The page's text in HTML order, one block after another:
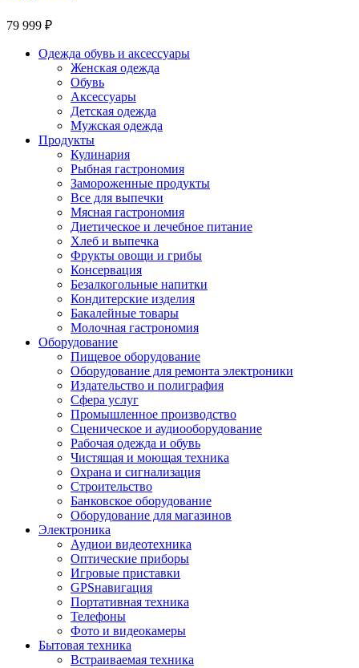
79 999 ₽
Одежда обувь и аксессуары
Женская одежда
Обувь
Аксессуары
Детская одежда
Мужская одежда
Продукты
Кулинария
Рыбная гастрономия
Замороженные продукты
Все для выпечки
Мясная гастрономия
Диетическое и лечебное питание
Хлеб и выпечка
Фрукты овощи и грибы
Консервация
Безалкогольные напитки
Кондитерские изделия
Бакалейные товары
Молочная гастрономия
Оборудование
Пищевое оборудование
Оборудование для ремонта электроники
Издательство и полиграфия
Сфера услуг
Промышленное производство
Сценическое и аудиооборудование
Рабочая одежда и обувь
Чистящая и моющая техника
Охрана и сигнализация
Строительство
Банковское оборудование
Оборудование для магазинов
Электроника
Аудиои видеотехника
Оптические приборы
Игровые приставки
GPSнавигация
Портативная техника
Телефоны
Фото и видеокамеры
Бытовая техника
Встраиваемая техника